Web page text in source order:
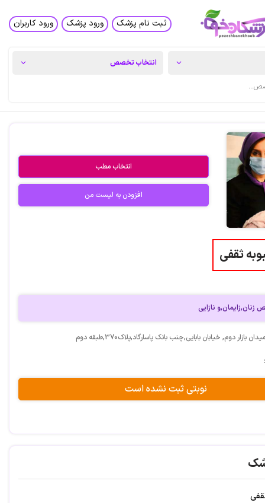
ثبت نام پزشک ورود پزشک ورود کاربران
انتخاب مطب
افزودن به لیست من
ثقفی
نازایی
بازار دوم, خیابان بابایی,چنب بانک پاسارگاد,پلاک370,طبقه دوم
نوبتی ثبت نشده است